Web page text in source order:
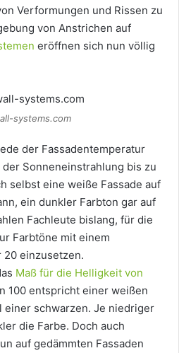
Verformungen und Rissen zu
von Anstrichen auf
eröffnen sich nun völlig
systems.com
der Fassadentemperatur
Sonneneinstrahlung bis zu
selbst eine weiße Fassade auf
ein dunkler Farbton gar auf
Fachleute bislang, für die
Farbtöne mit einem
einzusetzen.
Maß für die Helligkeit von
100 entspricht einer weißen
einer schwarzen. Je niedriger
die Farbe. Doch auch
auf gedämmten Fassaden